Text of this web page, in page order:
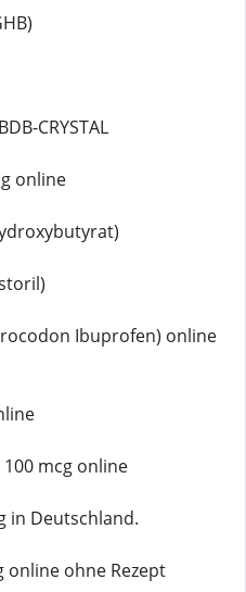
CRYSTAL
online
Ibuprofen) online
mcg online
in Deutschland.
online ohne Rezept